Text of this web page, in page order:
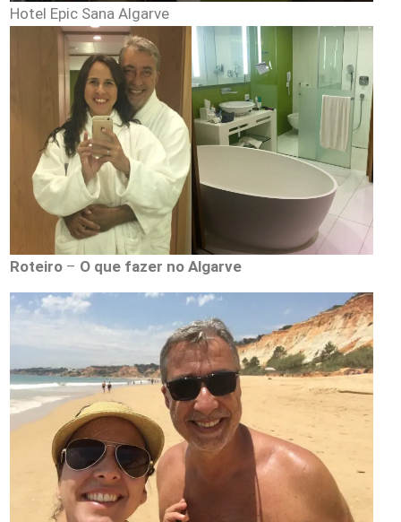
Hotel Epic Sana Algarve
Roteiro – O que fazer no Algarve